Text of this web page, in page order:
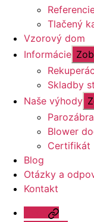
Tlačený
Vzorový dom
Informácie
Skladby
Naše výhody
Blower
Certifikát
Blog
Otázky a
Kontakt